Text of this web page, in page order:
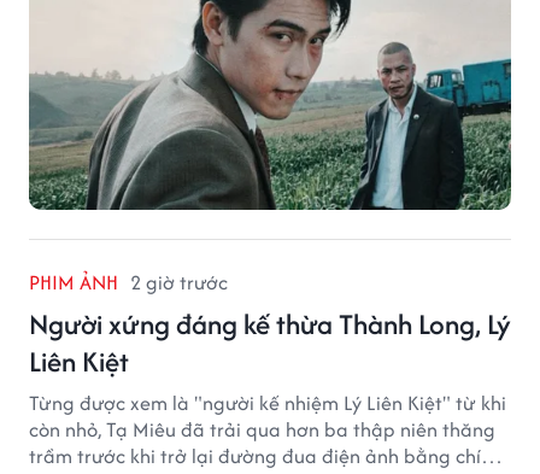
PHIM ẢNH 2 giờ trước
Người xứng đáng kế thừa Thành Long, Lý
Liên Kiệt
Từng được xem là "người kế nhiệm Lý Liên Kiệt" từ khi
còn nhỏ, Tạ Miêu đã trải qua hơn ba thập niên thăng
trầm trước khi trở lại đường đua điện ảnh bằng chính